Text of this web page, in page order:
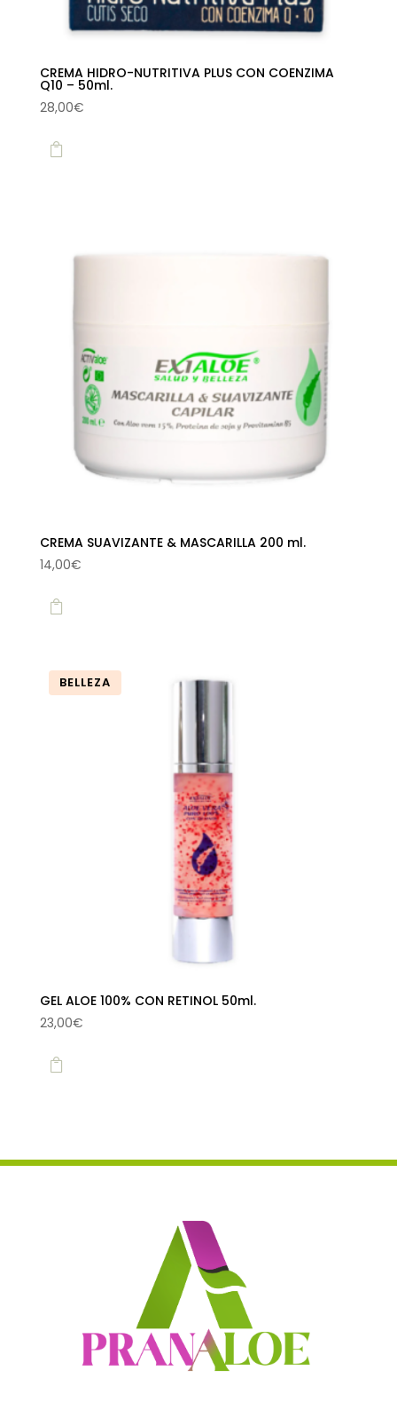
CREMA HIDRO-NUTRITIVA PLUS CON COENZIMA
Q10 – 50ml.
28,00€

CREMA SUAVIZANTE & MASCARILLA 200 ml.
14,00€

BELLEZA
GEL ALOE 100% CON RETINOL 50ml.
23,00€
